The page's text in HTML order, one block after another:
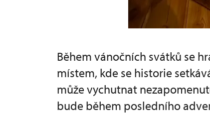
Během vánočních svátků se
místem, kde se historie
může vychutnat
bude během posledního